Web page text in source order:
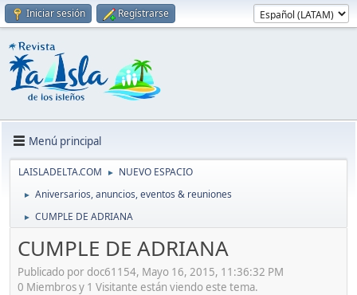
Iniciar sesión Regístrarse
Menú principal
LAISLADELTA.COM ► NUEVO ESPACIO
► Aniversarios, anuncios, eventos & reuniones
► CUMPLE DE ADRIANA
CUMPLE DE ADRIANA
Publicado por doc61154, Mayo 16, 2015, 11:36:32 PM
0 Miembros y 1 Visitante están viendo este tema.